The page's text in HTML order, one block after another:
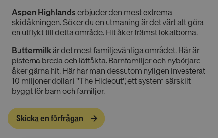
Aspen Highlands erbjuder den mest extrema
skidåkningen. Söker du en utmaning är det värt att göra
en utflykt till detta område. Hit åker främst lokalborna.
Buttermilkär det mest familjevänliga området. Här är
pisterna breda och lättåkta. Barnfamiljer och nybörjare
åker gärna hit. Här har man dessutom nyligen investerat
10 miljoner dollar i "The Hideout", ett system särskilt
byggt för barn och familjer.
Skicka en förfrågan